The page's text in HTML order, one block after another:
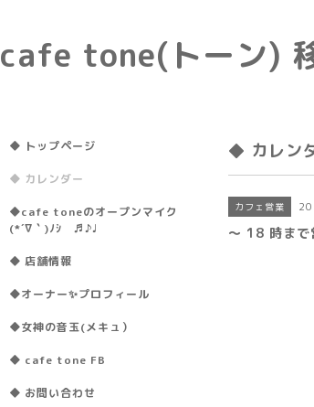
cafe tone(トーン)
◆ カレン
カフェ営業
〜 18 時ま
◆ トップページ
◆ カレンダー
◆cafe toneのオープンマイク
(*´∇｀)ﾉｼ ♬♪♩
◆ 店舗情報
◆オーナー✨プロフィール
◆女神の音玉(メキュ）
◆ cafe tone FB
◆ お問い合わせ